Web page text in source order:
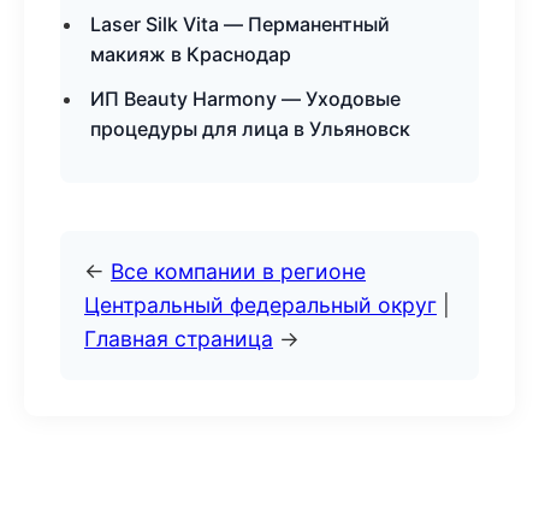
Laser Silk Vita — Перманентный
макияж в Краснодар
ИП Beauty Harmony — Уходовые
процедуры для лица в Ульяновск
← Все компании в регионе
Центральный федеральный округ
Главная страница →